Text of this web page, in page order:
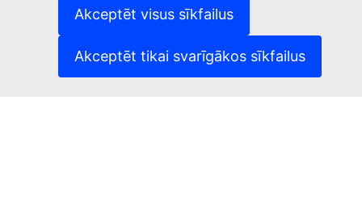
Akceptēt visus sīkfailus
Akceptēt tikai svarīgākos sīkfailus
(Ārēja saite)
Privātuma aizsardzība
Juridisks paziņojums (Ārēja saite)